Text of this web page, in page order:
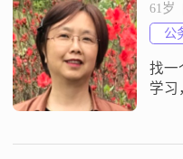
61岁
公
找一
学习